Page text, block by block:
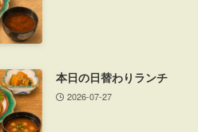
本日の日替わりランチ
2026-07-27